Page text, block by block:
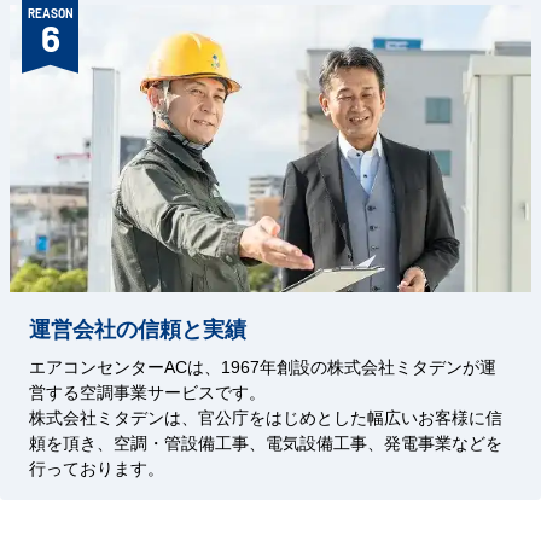
REASON
6
運営会社の信頼と実績
エアコンセンターACは、1967年創設の株式会社ミタデンが運
営する空調事業サービスです。
株式会社ミタデンは、官公庁をはじめとした幅広いお客様に信
頼を頂き、空調・管設備工事、電気設備工事、発電事業などを
行っております。